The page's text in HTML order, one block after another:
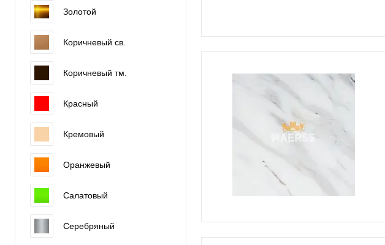
Золотой
Коричневый св.
Коричневый тм.
Красный
Кремовый
Оранжевый
Салатовый
Серебряный